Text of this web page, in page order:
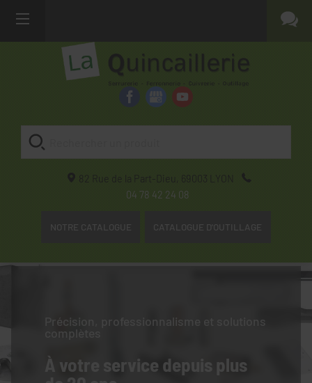
82 Rue de la Part-Dieu, 69003
LYON
04 78 42 24 08
NOTRE CATALOGUE CATALOGUE D'OUTILLAGE
Précision, professionnalisme et solutions
complètes
À votre service depuis plus